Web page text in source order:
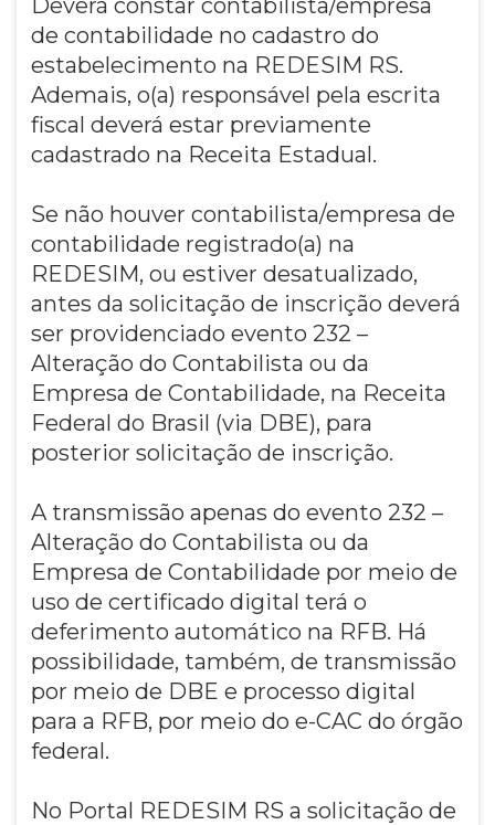
de contabilidade no cadastro do
estabelecimento na REDESIM RS.
Ademais, o(a) responsável pela escrita
fiscal deverá estar previamente
cadastrado na Receita Estadual.
Se não houver contabilista/empresa de
contabilidade registrado(a) na
REDESIM, ou estiver desatualizado,
antes da solicitação de inscrição deverá
ser providenciado evento 232 –
Alteração do Contabilista ou da
Empresa de Contabilidade, na Receita
Federal do Brasil (via DBE), para
posterior solicitação de inscrição.
A transmissão apenas do evento 232 –
Alteração do Contabilista ou da
Empresa de Contabilidade por meio de
uso de certificado digital terá o
deferimento automático na RFB. Há
possibilidade, também, de transmissão
por meio de DBE e processo digital
para a RFB, por meio do e-CAC do órgão
federal.
No Portal REDESIM RS a solicitação de